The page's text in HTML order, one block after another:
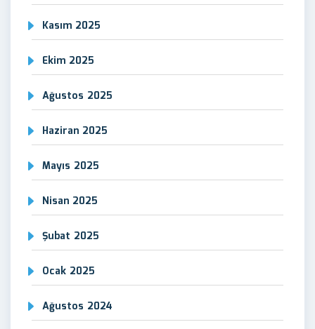
Kasım 2025
Ekim 2025
Ağustos 2025
Haziran 2025
Mayıs 2025
Nisan 2025
Şubat 2025
Ocak 2025
Ağustos 2024